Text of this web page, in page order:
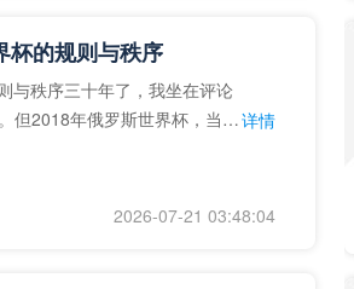
杯的规则与秩序
与秩序三十年了，我坐在评论
但2018年俄罗斯世界杯，当
详情
2026-07-21 03:48:04